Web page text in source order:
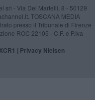
srl - Via Dei Martelli, 8 - 50129
TOSCANA MEDIA
presso il Tribunale di Firenze
ROC 22105 - C.F. e P.Iva
| Privacy Nielsen